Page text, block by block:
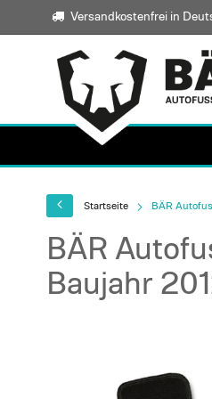
Versandkostenfrei in
Startseite BÄR
BÄR
Baujahr